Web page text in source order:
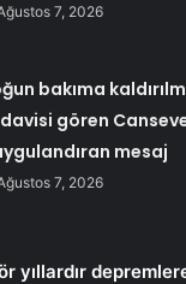
7, 2026
bakıma
gören
mesaj
7, 2026
yıllardır